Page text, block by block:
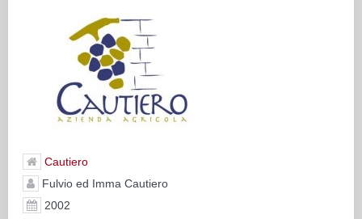
Cautiero
Fulvio ed Imma Cautiero
2002